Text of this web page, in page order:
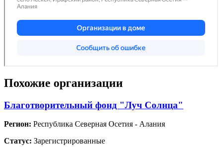
Похожие организации
Благотворительный фонд "Луч Солнца"
Регион: Республика Северная Осетия - Алания
Статус: Зарегистрированные